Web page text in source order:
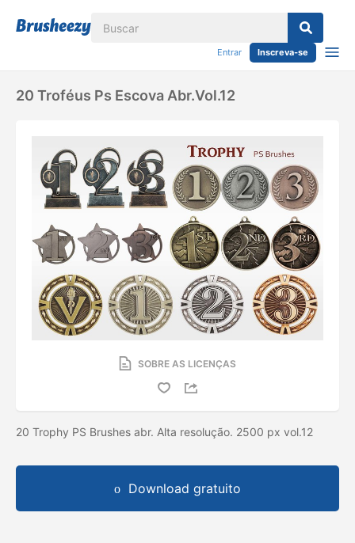
Entrar Inscreva-se
20 Troféus Ps Escova Abr.vol.12
SOBRE AS LICENÇAS
20 Trophy PS Brushes abr. Alta resolução. 2500 px vol.12
Download gratuito